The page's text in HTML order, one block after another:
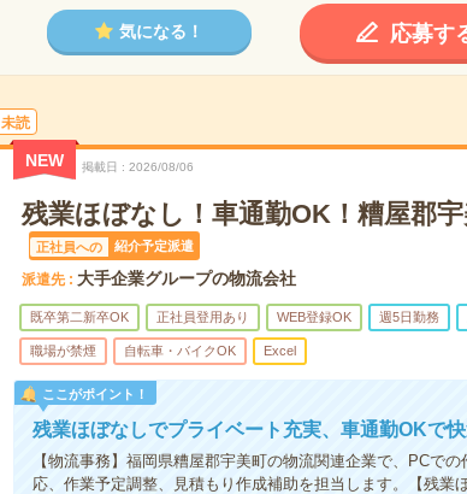
気になる！ 応募す
未読
NEW 掲載日 2026/08/06
残業ほぼなし！車通勤OK！糟屋郡
正社員への 紹介予定派遣
派遣先 大手企業グループの物流会社
既卒第二新卒OK 正社員登用あり WEB登録OK 週5日勤務
職場が禁煙 自転車・バイクOK Excel
ここがポイント！
残業ほぼなしでプライベート充実、車通勤OKで
【物流事務】福岡県糟屋郡宇美町の物流関連企業で、PCで
応、作業予定調整、見積もり作成補助を担当します。【残業